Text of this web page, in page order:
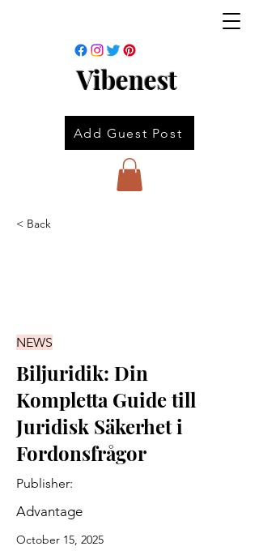
Vibenest
Add Guest Post
< Back
NEWS
Biljuridik: Din
Kompletta Guide till
Juridisk Säkerhet i
Fordonsfrågor
Publisher:
Advantage
October 15, 2025